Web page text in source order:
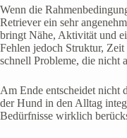
Wenn die
Retriever ein sehr
bringt Nähe, Aktivität und
Fehlen jedoch Struktur, Zeit
schnell Probleme, die nicht
Am Ende entscheidet nicht
der Hund in den Alltag
Bedürfnisse wirklich